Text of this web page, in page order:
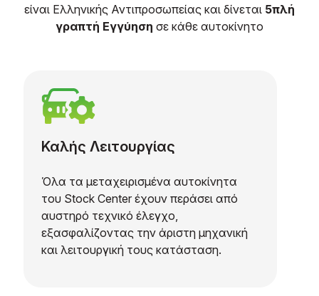
είναι Ελληνικής Αντιπροσωπείας και δίνεται 5πλή
γραπτή Εγγύηση σε κάθε αυτοκίνητο
Καλής Λειτουργίας
Όλα τα μεταχειρισμένα αυτοκίνητα
του Stock Center έχουν περάσει από
αυστηρό τεχνικό έλεγχο,
εξασφαλίζοντας την άριστη μηχανική
και λειτουργική τους κατάσταση.